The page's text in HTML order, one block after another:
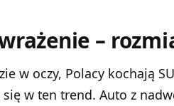
–
w oczy, Polacy kochają
w ten trend. Auto z